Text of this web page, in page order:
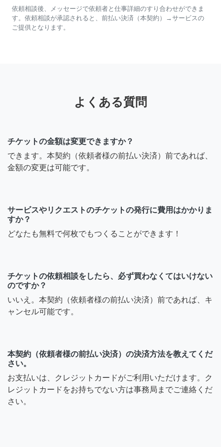
依頼相談後、メッセージで依頼者と仕事詳細のすり合わせができま
す。依頼相談が承認されると、前払い決済（本契約）→サービスの
ご提供となります。
よくある質問
チケットの金額は変更できますか？
できます。本契約（依頼者様の前払い決済）前であれば、
金額の変更は可能です。
サービスやリクエストのチケットの発行に費用はかかりま
すか？
どなたも無料で何枚でもつくることができます！
チケットの依頼相談をしたら、必ず買わなくてはいけない
のですか？
いいえ。本契約（依頼者様の前払い決済）前であれば、キ
ャンセル可能です。
本契約（依頼者様の前払い決済）の決済方法を教えてくだ
さい。
お支払いは、クレジットカードがご利用いただけます。ク
レジットカードをお持ちでない方は事務局までご連絡くだ
さい。